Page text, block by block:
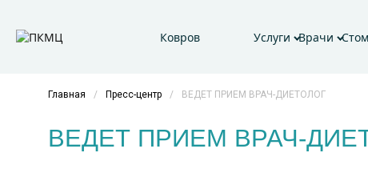
Ковров Услуги Врачи
Главная / Пресс-центр / ВЕДЕТ ПРИЕМ ВРАЧ-ДИЕТОЛОГ
ВЕДЕТ ПРИЕМ ВРАЧ-